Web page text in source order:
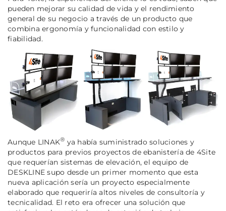
pueden mejorar su calidad de vida y el rendimiento
general de su negocio a través de un producto que
combina ergonomía y funcionalidad con estilo y
fiabilidad.
Aunque LINAK® ya había suministrado soluciones y
productos para previos proyectos de ebanistería de 4Site
que requerían sistemas de elevación, el equipo de
DESKLINE supo desde un primer momento que esta
nueva aplicación sería un proyecto especialmente
elaborado que requeriría altos niveles de consultoría y
tecnicalidad. El reto era ofrecer una solución que